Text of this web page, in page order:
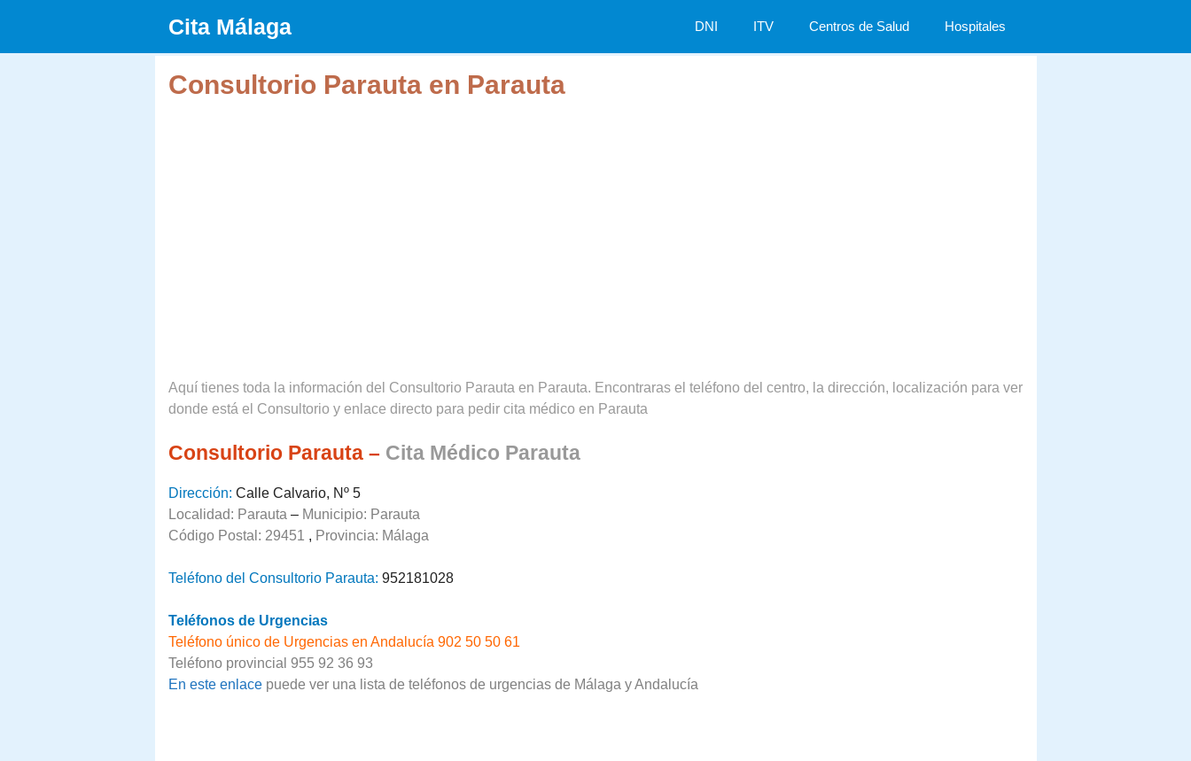
contenido
Cita Málaga DNI ITV Centros de Salud Hospitales
Consultorio Parauta en Parauta
Aquí tienes toda la información del Consultorio Parauta en Parauta. Encontraras el teléfono del centro, la dirección, localización para ver
donde está el Consultorio y enlace directo para pedir cita médico en Parauta
Consultorio Parauta – Cita Médico Parauta
Dirección: Calle Calvario, Nº 5
Localidad: Parauta – Municipio: Parauta
Código Postal: 29451 , Provincia: Málaga
Teléfono del Consultorio Parauta: 952181028
Teléfonos de Urgencias
Teléfono único de Urgencias en Andalucía 902 50 50 61
Teléfono provincial 955 92 36 93
En este enlacepuede ver una lista de teléfonos de urgencias de Málaga y Andalucía